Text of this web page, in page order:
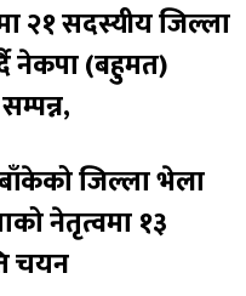
२१ सदस्यीय जिल्ला
नेकपा (बहुमत)
जिल्ला भेला
नेतृत्वमा १३
चयन